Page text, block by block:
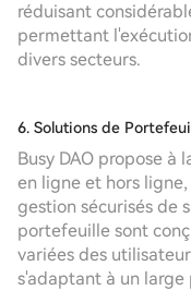
réduisant
permettant
divers secteurs.
6. Solutions de
Busy DAO propose à
en ligne et hors
gestion sécurisés de
portefeuille sont
variées des
s'adaptant à un large